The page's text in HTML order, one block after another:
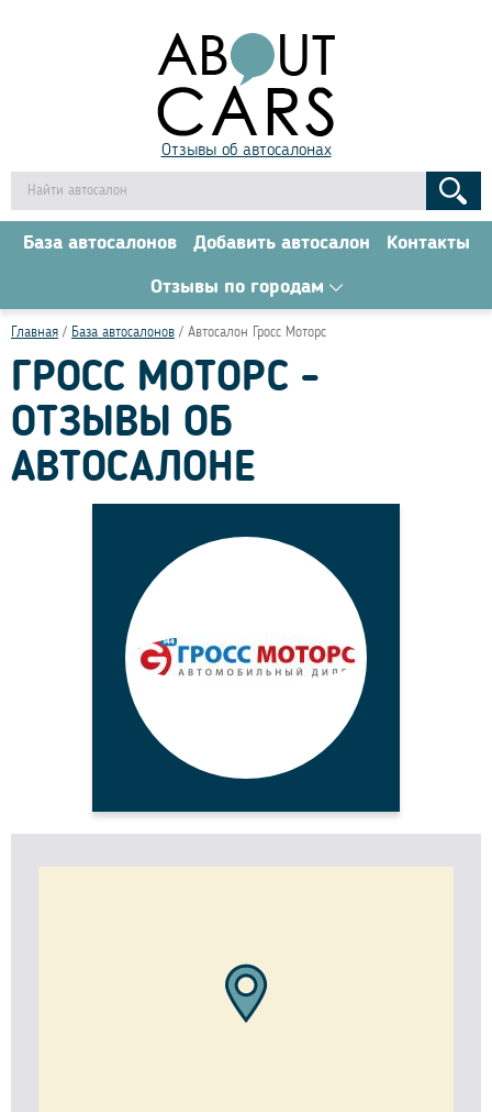
Отзывы об автосалонах
База автосалонов Добавить автосалон Контакты
Отзывы по городам
Главная База автосалонов Автосалон Гросс Моторс
ГРОСС МОТОРС -
ОТЗЫВЫ ОБ
АВТОСАЛОНЕ